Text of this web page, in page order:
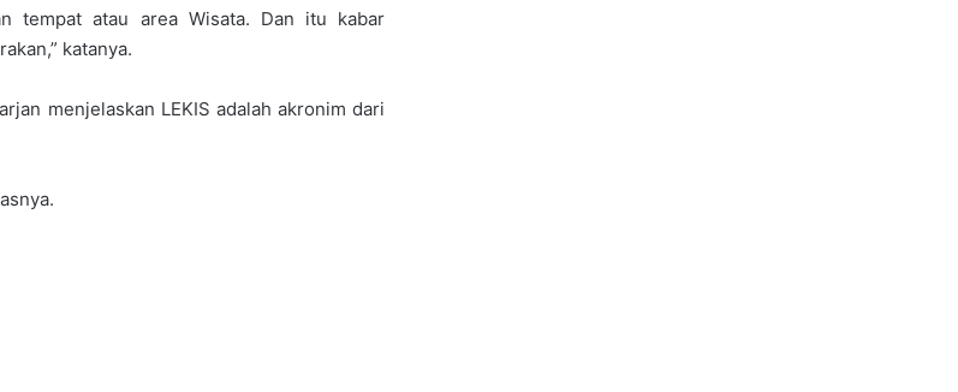
tempat atau area Wisata. Dan itu kabar
katanya.
menjelaskan LEKIS adalah akronim dari